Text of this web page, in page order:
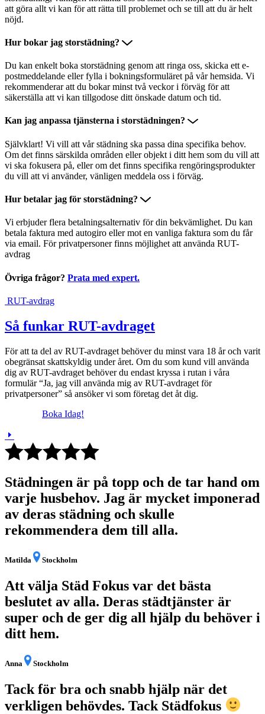
att göra allt vi kan för att rätta till problemet och se till att du är helt
nöjd.
Hur bokar jag storstädning?
Du kan enkelt boka storstädning genom att ringa oss, skicka ett e-
postmeddelande eller fylla i bokningsformuläret på vår hemsida. Vi
rekommenderar att du bokar minst två veckor i förväg för att
säkerställa att vi kan tillgodose ditt önskade datum och tid.
Kan jag anpassa tjänsterna i storstädningen?
Självklart! Vi vill att vår städning ska passa dina specifika behov.
Om det finns särskilda områden eller objekt i ditt hem som du vill att
vi ska fokusera på, eller om det finns specifika rengöringsprodukter
du vill att vi använder, vänligen meddela oss i förväg.
Hur betalar jag för storstädning?
Vi erbjuder flera betalningsalternativ för din bekvämlighet. Du kan
betala faktura med autogiro eller mot en vanliga faktura som du får
via email. För privatpersoner finns möjlighet att använda RUT-
avdrag
Övriga frågor? Prata med expert.
RUT-avdrag
Så funkar RUT-avdraget
För att ta del av RUT-avdraget behöver du minst vara 18 år och varit
obegränsat skattskyldig under året. Om du som kund vill använda
dig av RUT-avdraget behöver du endast kryssa i rutan i våra
formulär “Ja, jag vill använda mig av RUT-avdraget för
privatpersoner” så ansöker vi som företag det åt dig.
Boka Idag!
Städningen är på topp och de tar hand om
varje husbehov. Jag är mycket imponerad
av deras städning och skulle
rekommendera dem till alla.
Matilda Stockholm
Att välja Städ Fokus var det bästa
beslutet av alla. Deras städtjänster är
super och de ger dig all hjälp du behöver i
ditt hem.
Anna Stockholm
Tack för bra och snabb hjälp när det
verkligen behövdes. Tack Städfokus